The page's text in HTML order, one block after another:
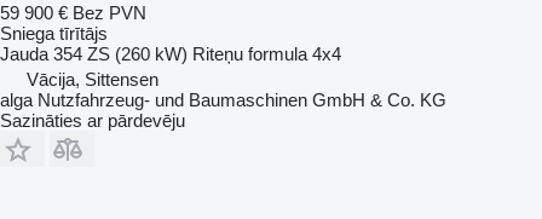
59 900 € Bez PVN
Sniega tīrītājs
Jauda 354 ZS (260 kW) Riteņu formula 4x4
Vācija, Sittensen
alga Nutzfahrzeug- und Baumaschinen GmbH & Co. KG
Sazināties ar pārdevēju